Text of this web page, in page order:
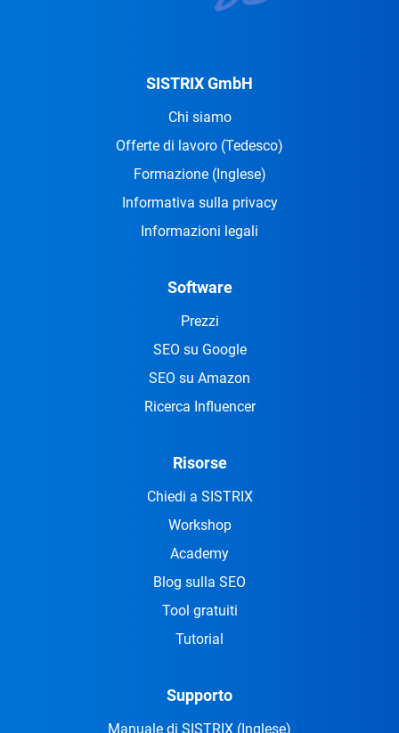
SISTRIX GmbH
Chi siamo
Offerte di lavoro (Tedesco)
Formazione (Inglese)
Informativa sulla privacy
Informazioni legali
Software
Prezzi
SEO su Google
SEO su Amazon
Ricerca Influencer
Risorse
Chiedi a SISTRIX
Workshop
Academy
Blog sulla SEO
Tool gratuiti
Tutorial
Supporto
Manuale di SISTRIX (Inglese)